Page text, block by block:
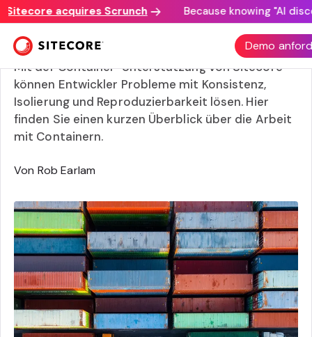
acquires Scrunch Because knowing "AI
Demo
Docker: Ein kurzer Überblick
Mit der Container-Unterstützung von Sitecore
können Entwickler Probleme mit Konsistenz,
Isolierung und Reproduzierbarkeit lösen. Hier
finden Sie einen kurzen Überblick über die Arbeit
mit Containern.
Von Rob Earlam